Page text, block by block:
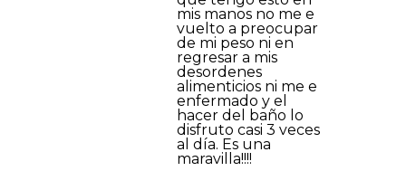
mis manos no me e
vuelto a preocupar
de mi peso ni en
regresar a mis
desordenes
alimenticios ni me e
enfermado y el
hacer del baño lo
disfruto casi 3 veces
al día. Es una
maravilla!!!!